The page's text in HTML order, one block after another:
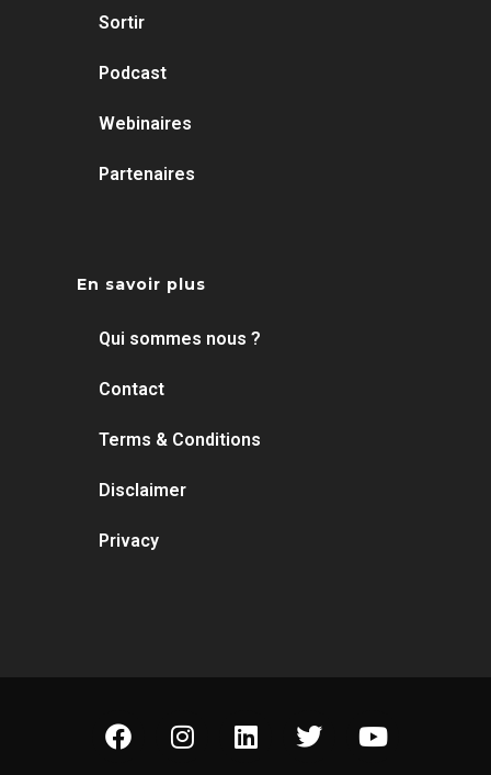
Sortir
Podcast
Webinaires
Partenaires
En savoir plus
Qui sommes nous ?
Contact
Terms & Conditions
Disclaimer
Privacy